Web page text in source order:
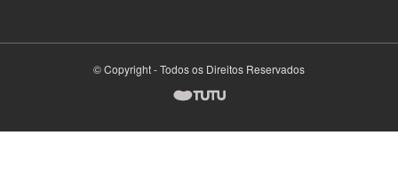
© Copyright - Todos os Direitos Reservados